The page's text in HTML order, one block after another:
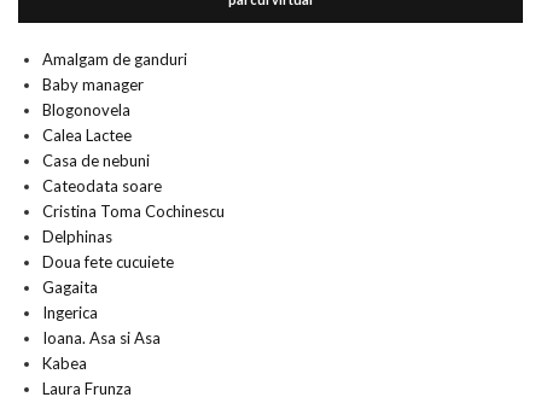
Amalgam de ganduri
Baby manager
Blogonovela
Calea Lactee
Casa de nebuni
Cateodata soare
Cristina Toma Cochinescu
Delphinas
Doua fete cucuiete
Gagaita
Ingerica
Ioana. Asa si Asa
Kabea
Laura Frunza